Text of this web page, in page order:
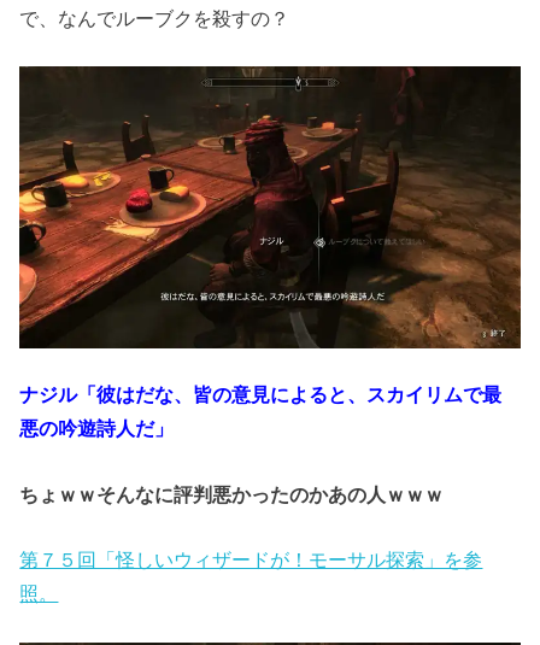
で、なんでルーブクを殺すの？
ナジル「彼はだな、皆の意見によると、スカイリムで最
悪の吟遊詩人だ」
ちょｗｗそんなに評判悪かったのかあの人ｗｗｗ
第７５回「怪しいウィザードが！モーサル探索」を参
照。